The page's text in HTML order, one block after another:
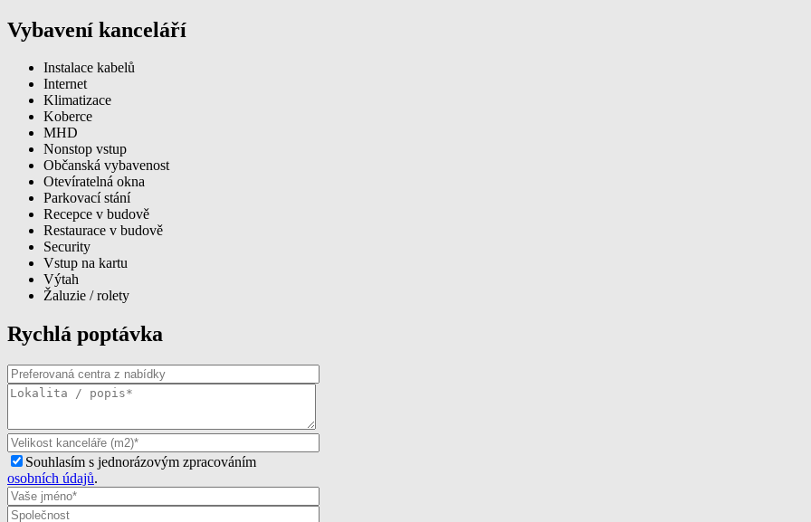
Vybavení kanceláří
Instalace kabelů
Internet
Klimatizace
Koberce
MHD
Nonstop vstup
Občanská vybavenost
Otevíratelná okna
Parkovací stání
Recepce v budově
Restaurace v budově
Security
Vstup na kartu
Výtah
Žaluzie / rolety
Rychlá poptávka
Souhlasím s jednorázovým zpracováním
osobních údajů.